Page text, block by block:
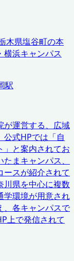
木県塩谷町の本
横浜キャンパス
駅
が運営する、広域
公式HPでは「自
」と案内されてお
まキャンパス、
ースが紹介されて
川県を中心に複数
学環境が用意され
、各キャンパスで
上で発信されて